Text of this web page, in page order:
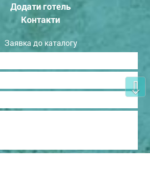
Додати готель
Контакти
Заявка до каталогу
⇩